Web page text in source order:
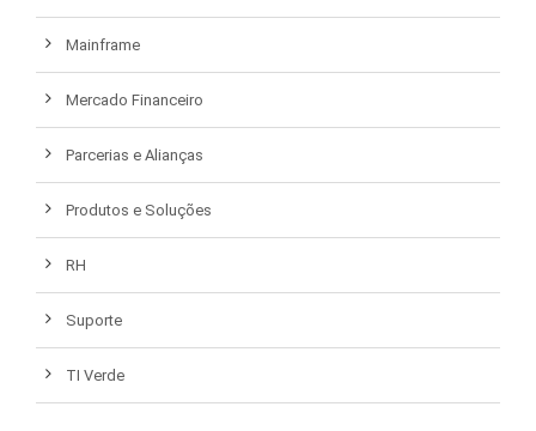
Mainframe
Mercado Financeiro
Parcerias e Alianças
Produtos e Soluções
RH
Suporte
TI Verde